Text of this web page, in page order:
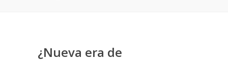
¿Nueva era de